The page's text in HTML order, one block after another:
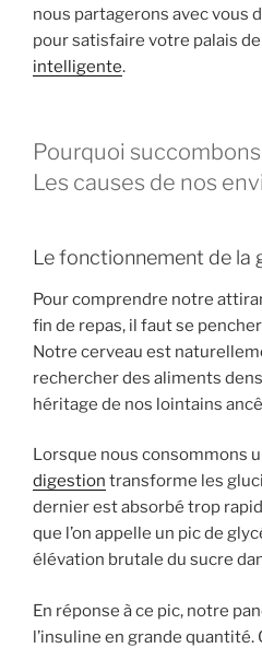
nous partagerons avec vous
pour satisfaire votre palais
intelligente.
Pourquoi
Les causes de nos
Le fonctionnement de la
Pour comprendre notre
fin de repas, il faut se
Notre cerveau est
rechercher des aliments
héritage de nos lointains
Lorsque nous consommons
digestion transforme les
dernier est absorbé trop
que l’on appelle un pic de
élévation brutale du sucre
En réponse à ce pic, notre
l’insuline en grande